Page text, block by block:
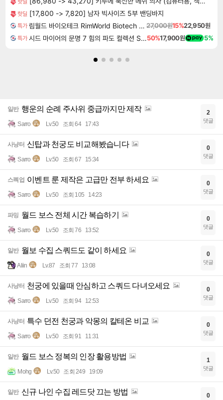
핫딜 [17,800 -> 7,820] 남자 빅사이즈 5부 밴딩바지
특가 림월드 바이오테크 RimWorld Biotech DLC 27,000원15%22,950원
특가 시드 마이어의 문명 7 힘의 파도 컬렉션 Sid Meier's Civilization VII Tides of Power Collection DLC50%17,900원 5%
일반 행운의 순례 주사위 중급까지만 제작
Sarro Lv.50 조회 64 17:43
2
댓글
사냥터 신탑과 천궁도 비교해봤습니다
Sarro Lv.50 조회 67 15:34
0
댓글
스펙업 이벤트 룬 제작은 고급만 전부 하세요
Sarro Lv.50 조회 105 14:23
0
댓글
파밍 월드 보스 전체 시간 복습하기
Sarro Lv.50 조회 76 13:52
0
댓글
일반 월보 수집 스쿼드도 같이 하세요
Aliin Lv.87 조회 77 13:08
0
댓글
사냥터 천궁에 있을때 안심하고 스쿼드 다녀오세요
Sarro Lv.50 조회 94 12:53
0
댓글
사냥터 특수 던전 천궁과 악몽의 칼테온 비교
Sarro Lv.50 조회 91 11:31
0
댓글
일반 월드 보스 정복의 인장 활용방법
Mohg Lv.50 조회 249 19:09
1
댓글
일반 신규 나인 수집 레드닷 끄는 방법 0